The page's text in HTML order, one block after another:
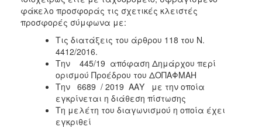
ΠΟΛΗφάκελο προσφοράς τις σχετικές κλειστές
προσφορές σύμφωνα με:
Τις διατάξεις του άρθρου 118 του Ν.
4412/2016.
Την 445/19 απόφαση Δημάρχου περί
ορισμού Προέδρου του ΔΟΠΑΦΜΑΗ
Την 6689 / 2019 ΑΑΥ με την οποία
εγκρίνεται η διάθεση πίστωσης
Τη μελέτη του διαγωνισμού η οποία έχει
εγκριθεί